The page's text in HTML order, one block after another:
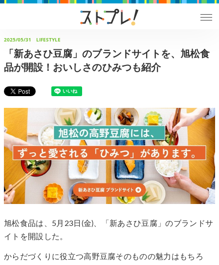
2025/05/31 LIFESTYLE
「新あさひ⾖腐」のブランドサイトを、旭松⾷
品が開設！おいしさのひみつも紹介
旭松⾷品は、5⽉23⽇(⾦)、「新あさひ⾖腐」のブランドサ
イトを開設した。
からだづくりに役⽴つ⾼野⾖腐そのものの魅⼒はもちろ